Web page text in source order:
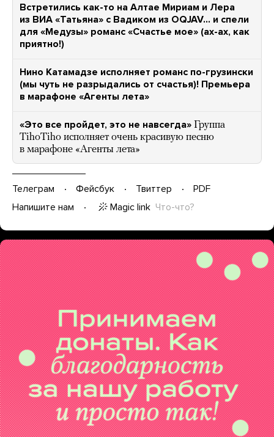
Встретились как-то на Алтае Мириам и Лера
из ВИА «Татьяна» с Вадиком из OQJAV… и спели
для «Медузы» романс «Счастье мое» (ах-ах, как
приятно!)
Нино Катамадзе исполняет романс по-грузински
(мы чуть не разрыдались от счастья)! Премьера
в марафоне «Агенты лета»
«Это все пройдет, это не навсегда» Группа
TihoTiho исполняет очень красивую песню
в марафоне «Агенты лета»
Телеграм Фейсбук Твиттер
PDF
Напишите нам
Magic link Что-что?